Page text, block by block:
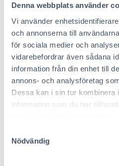
Denna webbplats använder
Vi använder
och annonserna till
för sociala medier och
vidarebefordrar även sådana
information från din enhet till
annons- och analysföretag
Dessa kan i sin tur kombinera
information som du har
Nödvändig
Adoptionens
Interpedia
Du kan reservera tid för
eller ett Teams-möte:
telefon/Whatsapp
050 336 6661